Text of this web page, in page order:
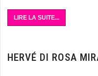
LIRE LA SUITE...
HERVÉ DI ROSA